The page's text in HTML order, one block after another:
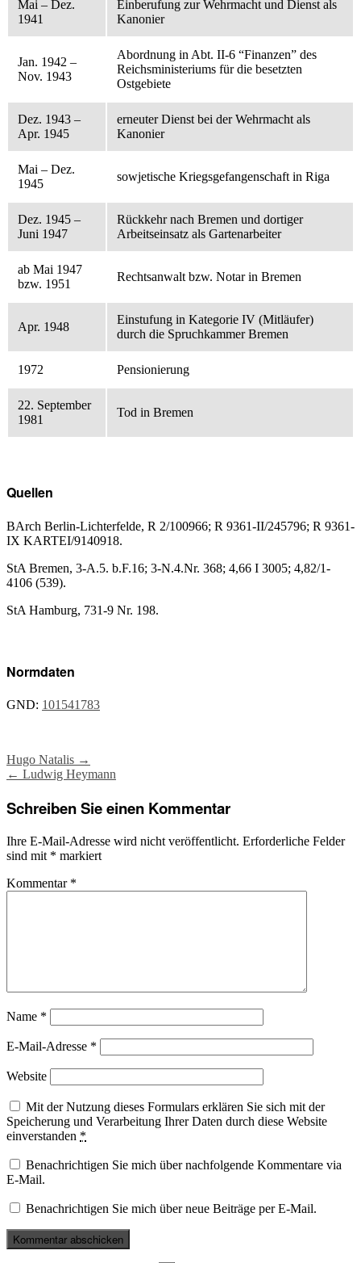
Mai – Dez.
1941
Einberufung zur Wehrmacht und Dienst als
Kanonier
Jan. 1942 –
Nov. 1943
Abordnung in Abt. II-6 “Finanzen” des
Reichsministeriums für die besetzten
Ostgebiete
Dez. 1943 –
Apr. 1945
erneuter Dienst bei der Wehrmacht als
Kanonier
Mai – Dez.
1945
sowjetische Kriegsgefangenschaft in Riga
Dez. 1945 –
Juni 1947
Rückkehr nach Bremen und dortiger
Arbeitseinsatz als Gartenarbeiter
ab Mai 1947
bzw. 1951
Rechtsanwalt bzw. Notar in Bremen
Apr. 1948
Einstufung in Kategorie IV (Mitläufer)
durch die Spruchkammer Bremen
1972 Pensionierung
22. September
1981
Tod in Bremen
Quellen
BArch Berlin-Lichterfelde, R 2/100966; R 9361-II/245796; R 9361-
IX KARTEI/9140918.
StA Bremen, 3-A.5. b.F.16; 3-N.4.Nr. 368; 4,66 I 3005; 4,82/1-
4106 (539).
StA Hamburg, 731-9 Nr. 198.
Normdaten
GND: 101541783
Post
Hugo Natalis →
← Ludwig Heymann
Schreiben Sie einen Kommentar
Ihre E-Mail-Adresse wird nicht veröffentlicht. Erforderliche Felder
sind mit * markiert
Kommentar *
Name *
E-Mail-Adresse *
Website
Mit der Nutzung dieses Formulars erklären Sie sich mit der
Speicherung und Verarbeitung Ihrer Daten durch diese Website
einverstanden *
Benachrichtigen Sie mich über nachfolgende Kommentare via
E-Mail.
Benachrichtigen Sie mich über neue Beiträge per E-Mail.